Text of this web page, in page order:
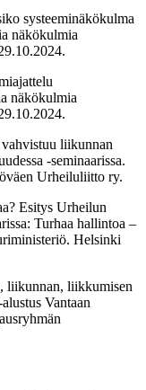
systeeminäkökulma
näkökulmia
näkökulmia
liikunnan
-seminaarissa.
Urheiluliitto ry.
Esitys Urheilun
Turhaa hallintoa –
Helsinki
liikunnan, liikkumisen
Vantaan